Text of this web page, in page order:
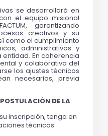
se desarrollará en
el equipo misional
garantizando
creativos y su
como el cumplimiento
administrativos y
En coherencia
y colaborativa del
los ajustes técnicos
necesarios, previa
DE LA
inscripción, tenga en
técnicas: